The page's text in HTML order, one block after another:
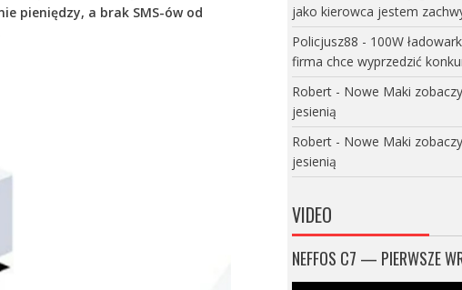
pieniędzy, a brak SMS-ów od
jako kierowca jestem
Policjusz88 - 100W
firma chce wyprzedzić
Robert- Nowe Maki
jesienią
Robert- Nowe Maki
jesienią
VIDEO
NEFFOS C7 — PIERWSZE